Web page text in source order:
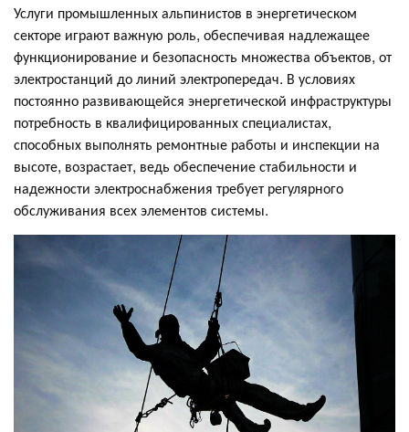
Услуги промышленных альпинистов в энергетическом
секторе играют важную роль, обеспечивая надлежащее
функционирование и безопасность множества объектов, от
электростанций до линий электропередач. В условиях
постоянно развивающейся энергетической инфраструктуры
потребность в квалифицированных специалистах,
способных выполнять ремонтные работы и инспекции на
высоте, возрастает, ведь обеспечение стабильности и
надежности электроснабжения требует регулярного
обслуживания всех элементов системы.